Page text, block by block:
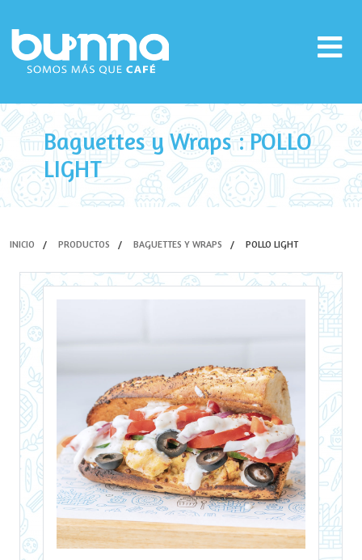
Baguettes y Wraps : POLLO
LIGHT
INICIO PRODUCTOS BAGUETTES Y WRAPS POLLO LIGHT